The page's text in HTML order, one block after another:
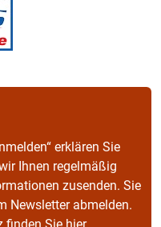
erklären Sie
Ihnen regelmäßig
zusenden. Sie
Newsletter abmelden.